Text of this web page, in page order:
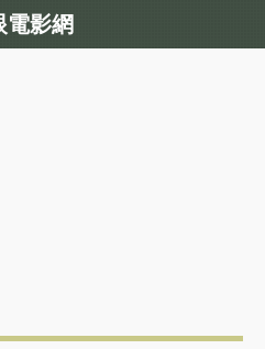
電影網